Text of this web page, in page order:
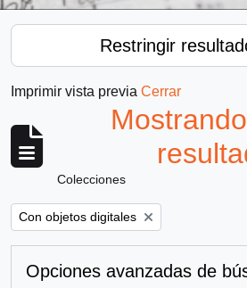
Restringir
Imprimir vista previa Cerrar
Colecciones
Remove filter:
Con objetos digitales
Opciones avanzadas de